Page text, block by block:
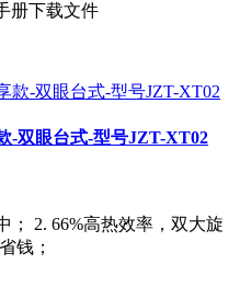
册下载文件
-双眼台式-型号JZT-XT02
； 2. 66%高热效率，双大旋
钱；